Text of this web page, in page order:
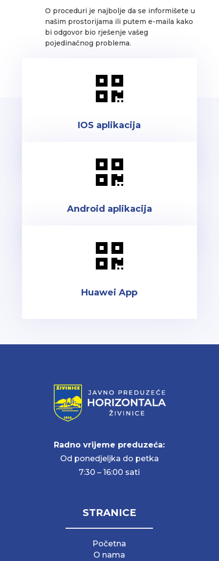
O proceduri je najbolje da se informišete u
našim prostorijama ili putem e-maila kako
bi odgovor bio rješenje vašeg
pojedinačnog problema.

IOS aplikacija

Android aplikacija

Huawei App
Radno vrijeme preduzeća:
Od ponedjeljka do petka
7:30 – 16:00 sati
STRANICE
Početna
O nama